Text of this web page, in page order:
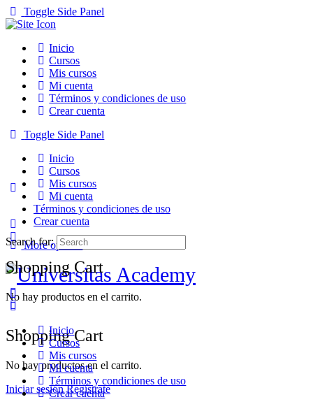
Toggle Side Panel
Inicio
Cursos
Mis cursos
Mi cuenta
Términos y condiciones de uso
Crear cuenta
Toggle Side Panel
Inicio
Cursos
Mis cursos
Mi cuenta
Términos y condiciones de uso
Crear cuenta
More options
Shopping Cart
No hay productos en el carrito.
Iniciar sesión Regístrate
Shopping Cart
No hay productos en el carrito.
Search for:
Inicio
Cursos
Mis cursos
Mi cuenta
Términos y condiciones de uso
Crear cuenta